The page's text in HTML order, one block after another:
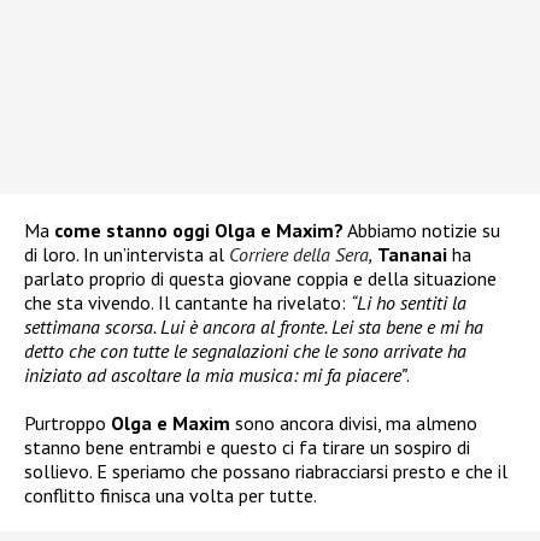
Ma come stanno oggi Olga e Maxim? Abbiamo notizie su
di loro. In un’intervista al Corriere della Sera, Tananai ha
parlato proprio di questa giovane coppia e della situazione
che sta vivendo. Il cantante ha rivelato: “Li ho sentiti la
settimana scorsa. Lui è ancora al fronte. Lei sta bene e mi ha
detto che con tutte le segnalazioni che le sono arrivate ha
iniziato ad ascoltare la mia musica: mi fa piacere”.
Purtroppo Olga e Maxim sono ancora divisi, ma almeno
stanno bene entrambi e questo ci fa tirare un sospiro di
sollievo. E speriamo che possano riabracciarsi presto e che il
conflitto finisca una volta per tutte.